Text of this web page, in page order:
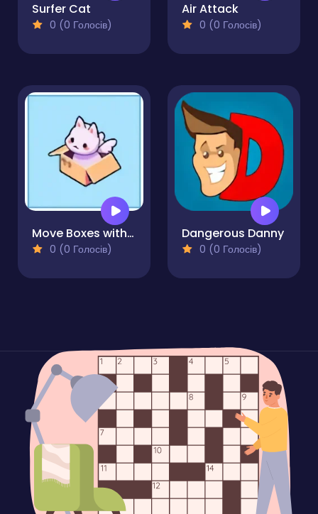
Surfer Cat
0 (0 Голосів)
Air Attack
0 (0 Голосів)
Move Boxes with Cat
0 (0 Голосів)
Dangerous Danny
0 (0 Голосів)